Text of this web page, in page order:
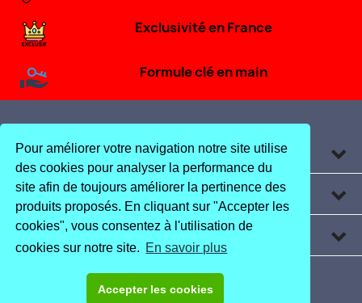
Pour améliorer votre navigation notre site utilise
des cookies pour analyser la performance du
site afin de toujours améliorer la pertinence des
produits proposés. En cliquant sur "Accepter les
cookies", vous consentez à l'utilisation de
cookies sur notre site. En savoir plus
Accepter les cookies
Exclusivité en France
Formule clé en main
Produits 
Informations 
Coordonnées keyboard_arrow_down